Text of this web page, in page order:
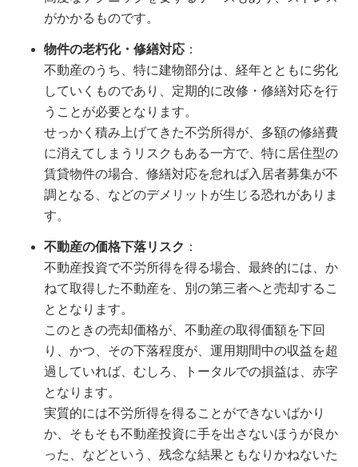
がかかるものです。
物件の老朽化・修繕対応 ：
不動産のうち、特に建物部分は、経年とともに劣化
していくものであり、定期的に改修・修繕対応を行
うことが必要となります。
せっかく積み上げてきた不労所得が、多額の修繕費
に消えてしまうリスクもある一方で、特に居住型の
賃貸物件の場合、修繕対応を怠れば入居者募集が不
調となる、などのデメリットが生じる恐れがありま
す。
不動産の価格下落リスク ：
不動産投資で不労所得を得る場合、最終的には、か
ねて取得した不動産を、別の第三者へと売却するこ
ととなります。
このときの売却価格が、不動産の取得価額を下回
り、かつ、その下落程度が、運用期間中の収益を超
過していれば、むしろ、トータルでの損益は、赤字
となります。
実質的には不労所得を得ることができないばかり
か、そもそも不動産投資に手を出さないほうが良か
った、などという、残念な結果ともなりかねないた